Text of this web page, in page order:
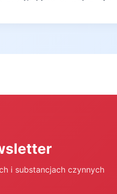
i substancjach czynnych